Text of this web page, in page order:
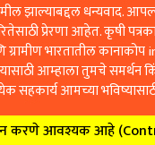
झाल्याबद्दल धन्यवाद.
प्रेरणा आहेत. कृषी
भारतातील
आम्हाला तुमचे समर्थन
आमच्या
करणे आवश्यक आहे